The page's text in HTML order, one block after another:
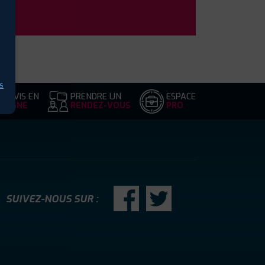
DEVIS EN
LIGNE
PRENDRE UN
RENDEZ-VOUS
ESPACE
PRO
SUIVEZ-NOUS SUR :